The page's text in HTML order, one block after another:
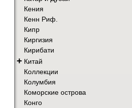
Кения
Кенн Риф.
Кипр
Киргизия
Кирибати
+ Китай
Коллекции
Колумбия
Коморские острова
Конго